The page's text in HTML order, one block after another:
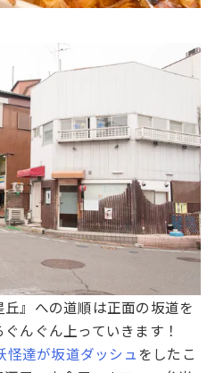
丘』への道順は正面の坂道を
んぐん上っていきます！
怪達が坂道ダッシュ をしたこ